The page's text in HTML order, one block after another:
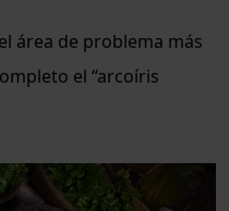
área de problema más
el “arcoíris